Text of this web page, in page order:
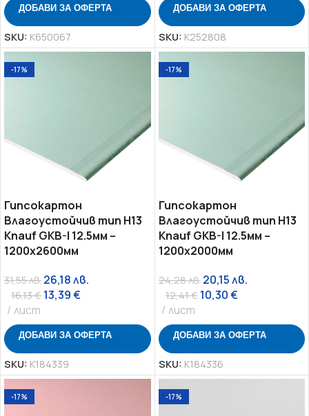
ДОБАВИ ЗА ОФЕРТА
SKU: K650067
ДОБАВИ ЗА ОФЕРТА
SKU: K252808
-17%
Гипсокартон
Влагоустойчив тип H13
Knauf GKB-I 12.5мм –
1200х2600мм
31,55лв. 26,18лв.
16,13€ 13,39€
лист
ДОБАВИ ЗА ОФЕРТА
SKU: K184339
-17%
Гипсокартон
Влагоустойчив тип H13
Knauf GKB-I 12.5мм –
1200х2000мм
24,28лв. 20,15лв.
12,41€ 10,30€
лист
ДОБАВИ ЗА ОФЕРТА
SKU: K184336
-17% -17%